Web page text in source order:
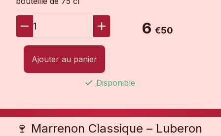
1 6€50
Ajouter au panier
Disponible
🍷 Marrenon Classique – Luberon